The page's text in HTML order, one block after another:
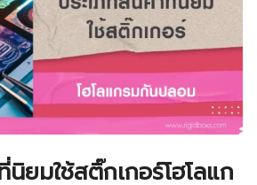
นิยมใช้สติ๊กเกอร์โฮโลแก